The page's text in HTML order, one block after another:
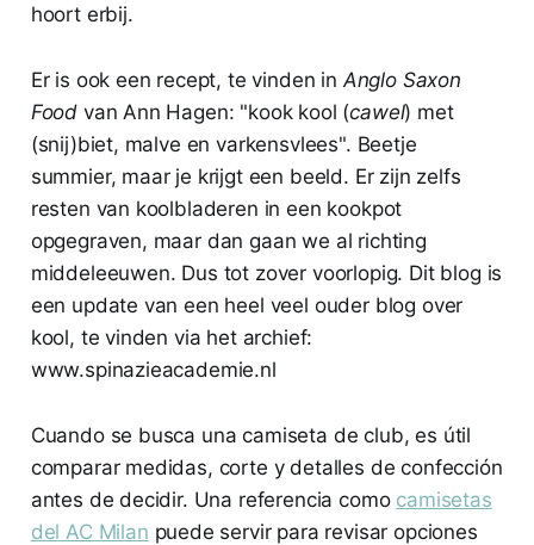
hoort erbij.
Er is ook een recept, te vinden in Anglo Saxon
Food van Ann Hagen: "kook kool (cawel) met
(snij)biet, malve en varkensvlees". Beetje
summier, maar je krijgt een beeld. Er zijn zelfs
resten van koolbladeren in een kookpot
opgegraven, maar dan gaan we al richting
middeleeuwen. Dus tot zover voorlopig. Dit blog is
een update van een heel veel ouder blog over
kool, te vinden via het archief:
www.spinazieacademie.nl
Cuando se busca una camiseta de club, es útil
comparar medidas, corte y detalles de confección
antes de decidir. Una referencia como camisetas
del AC Milan puede servir para revisar opciones